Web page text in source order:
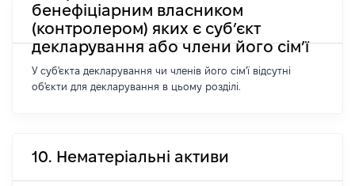
бенефіціарним власником
(контролером) яких є суб’єкт
декларування або члени його сім’ї
У суб'єкта декларування чи членів його сім'ї відсутні
об'єкти для декларування в цьому розділі.
10. Нематеріальні активи